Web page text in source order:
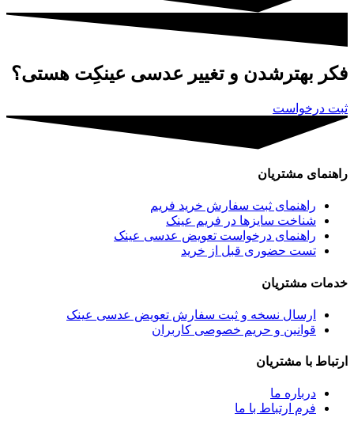
فکر بهترشدن و تغییر عدسی عینکِت هستی؟
ثبت درخواست
راهنمای مشتریان
راهنمای ثبت سفارش خرید فریم
شناخت سایزها در فریم عینک
راهنمای درخواست تعویض عدسی عینک
تست حضوری قبل از خرید
خدمات مشتریان
ارسال نسخه و ثبت سفارش تعویض عدسی عینک
قوانین و حریم خصوصی کاربران
ارتباط با مشتریان
درباره ما
فرم ارتباط با ما